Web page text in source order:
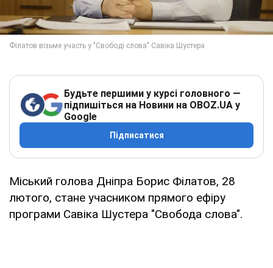
Будьте першими у курсі головного —
підпишіться на Новини на OBOZ.UA у
Google
Підписатися
Міський голова Дніпра Борис Філатов, 28
лютого, стане учасником прямого ефіру
програми Савіка Шустера "Свобода слова".